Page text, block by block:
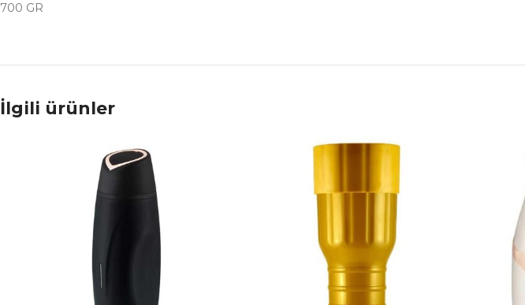
700 GR
İlgili ürünler